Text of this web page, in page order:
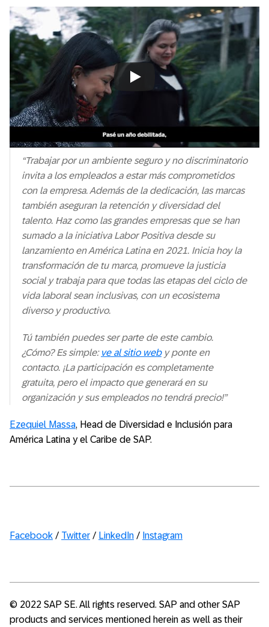
Always allow YouTube
“Trabajar por un ambiente seguro y no discriminatorio
invita a los empleados a estar más comprometidos
con la empresa. Además de la dedicación, las marcas
también aseguran la retención y diversidad del
talento. Haz como las grandes empresas que se han
sumado a la iniciativa Labor Positiva desde su
lanzamiento en América Latina en 2021. Inicia hoy la
transformación de tu marca, promueve la justicia
social y trabaja para que todas las etapas del ciclo de
vida laboral sean inclusivas, con un ecosistema
diverso y productivo.
Tú también puedes ser parte de este cambio.
¿Cómo? Es simple: ve al sitio weby ponte en
contacto. ¡La participación es completamente
gratuita, pero el impacto que generará en su
organización y sus empleados no tendrá precio!”
Ezequiel Massa, Head de Diversidad e Inclusión para
América Latina y el Caribe de SAP.
Facebook / Twitter / LinkedIn / Instagram
© 2022 SAP SE. All rights reserved. SAP and other SAP
products and services mentioned herein as well as their